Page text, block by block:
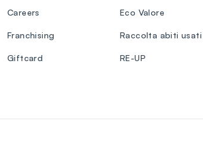
Careers
Franchising
Giftcard
Eco Valore
Raccolta abiti usati
RE-UP